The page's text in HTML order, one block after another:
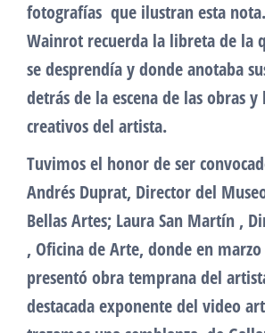
fotografías que ilustran esta
Wainrot recuerda la libreta de la
se desprendía y donde anotaba
detrás de la escena de las obras y
creativos del artista.
Tuvimos el honor de ser
Andrés Duprat, Director del
Bellas Artes; Laura San Martín ,
, Oficina de Arte, donde en marzo
presentó obra temprana del
destacada exponente del video